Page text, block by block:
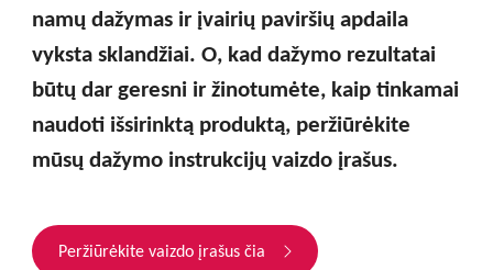
namų dažymas ir įvairių paviršių apdaila
vyksta sklandžiai. O, kad dažymo rezultatai
būtų dar geresni ir žinotumėte, kaip tinkamai
naudoti išsirinktą produktą, peržiūrėkite
mūsų dažymo instrukcijų vaizdo įrašus.
Peržiūrėkite vaizdo įrašus čia